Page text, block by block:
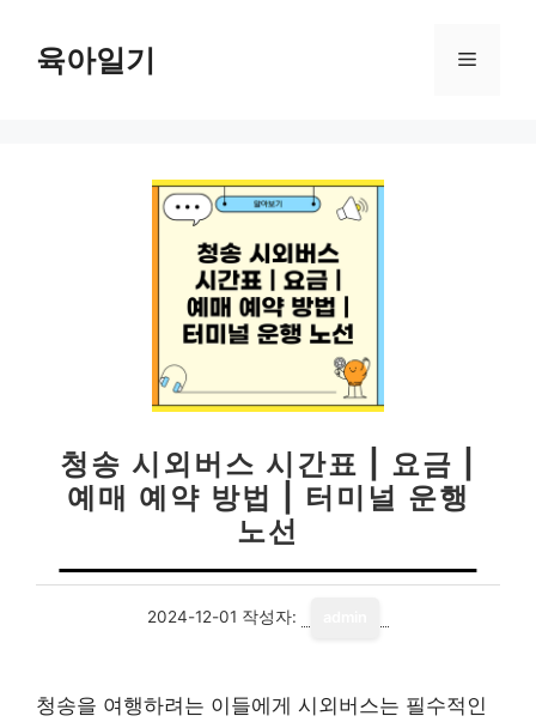
육아일기 메
청송 시외버스 시간표 | 요금 |
예매 예약 방법 | 터미널 운행
노선
2024-12-01 작성자:
청송을 여행하려는 이들에게 시외버스는 필수적인